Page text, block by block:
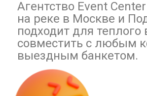
Агентство Event
на реке в Москве и
подходит для
совместить с любым
выездным банкетом.